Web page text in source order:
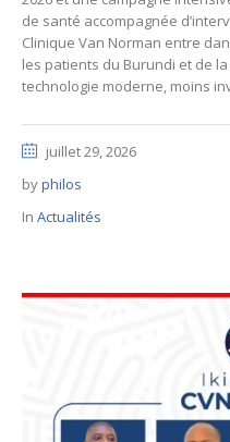
de santé accompagnée
Clinique Van Norman entre
les patients du Burundi et de
technologie moderne, moins
juillet 29, 2026
byphilos
In Actualités